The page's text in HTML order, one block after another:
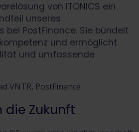
von ITONICS ein
unseres
bei PostFinance. Sie bündelt
und ermöglicht
und umfassende
VNTR, PostFinance
die Zukunft